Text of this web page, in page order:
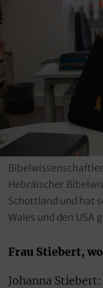
Hebräischer
Schottland und hat
Wales und den USA
Frau Stiebert,
Johanna